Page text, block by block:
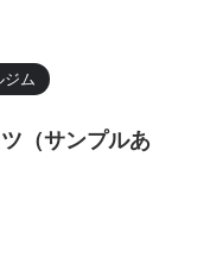
ジム
（サンプルあ